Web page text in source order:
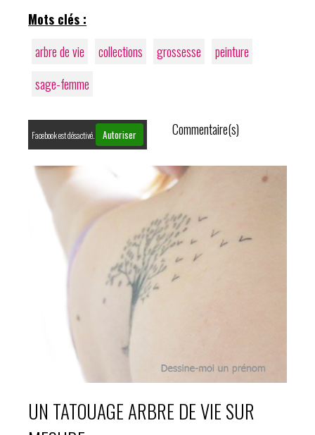
Mots clés :
arbre de vie
collections grossesse
peinture
sage-femme
Facebook est désactivé. Autoriser Commentaire(s)
UN TATOUAGE ARBRE DE VIE SUR